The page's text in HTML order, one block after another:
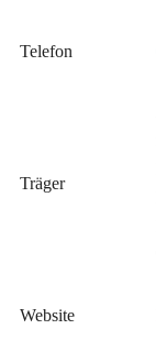
Telefon
Träger
Website